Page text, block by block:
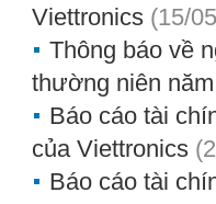
Viettronics (15/
Thông báo về
thường niên
Báo cáo tài
của Viettronics
Báo cáo tài